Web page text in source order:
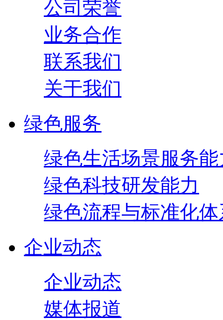
公司荣誉
业务合作
联系我们
关于我们
绿色服务
绿色生活场景服务能
绿色科技研发能力
绿色流程与标准化体
企业动态
企业动态
媒体报道